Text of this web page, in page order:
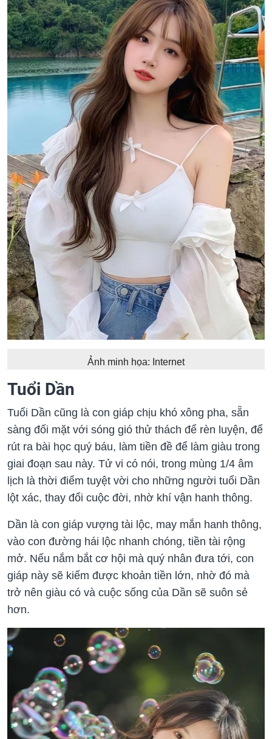
Ảnh minh họa: Internet
Tuổi Dần
Tuổi Dần cũng là con giáp chịu khó xông pha, sẵn
sàng đối mặt với sóng gió thử thách để rèn luyện, để
rút ra bài học quý báu, làm tiền đề để làm giàu trong
giai đoạn sau này. Tử vi có nói, trong mùng 1/4 âm
lịch là thời điểm tuyệt vời cho những người tuổi Dần
lột xác, thay đổi cuộc đời, nhờ khí vận hanh thông.
Dần là con giáp vượng tài lộc, may mắn hanh thông,
vào con đường hái lộc nhanh chóng, tiền tài rộng
mở. Nếu nắm bắt cơ hội mà quý nhân đưa tới, con
giáp này sẽ kiếm được khoản tiền lớn, nhờ đó mà
trở nên giàu có và cuộc sống của Dần sẽ suôn sẻ
hơn.